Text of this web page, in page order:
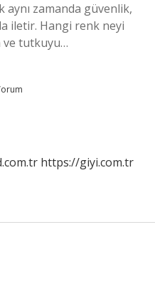
aynı zamanda güvenlik,
iletir. Hangi renk neyi
ve tutkuyu…
https://giyi.com.tr